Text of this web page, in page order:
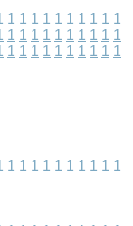
1 1 1 1 1 1 1 1 1 1
1 1 1 1 1 1 1 1 1 1
1 1 1 1 1 1 1 1 1 1
1 1 1 1 1 1 1 1 1 1